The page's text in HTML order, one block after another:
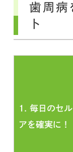
歯周病
ト
1. 毎日のセ
アを確実に！